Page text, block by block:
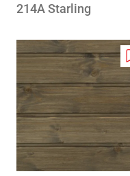
214A Starling